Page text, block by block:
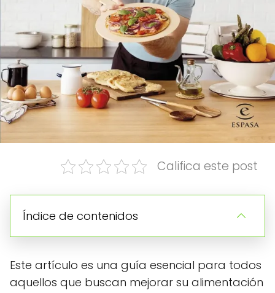
Califica este post
Índice de contenidos
Este artículo es una guía esencial para todos
aquellos que buscan mejorar su alimentación